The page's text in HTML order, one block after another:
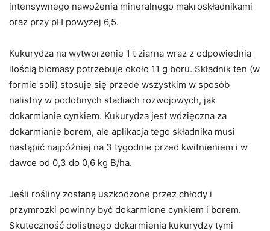
intensywnego nawożenia mineralnego makroskładnikami
oraz przy pH powyżej 6,5.
Kukurydza na wytworzenie 1 t ziarna wraz z odpowiednią
ilością biomasy potrzebuje około 11 g boru. Składnik ten (w
formie soli) stosuje się przede wszystkim w sposób
nalistny w podobnych stadiach rozwojowych, jak
dokarmianie cynkiem. Kukurydza jest wdzięczna za
dokarmianie borem, ale aplikacja tego składnika musi
nastąpić najpóźniej na 3 tygodnie przed kwitnieniem i w
dawce od 0,3 do 0,6 kg B/ha.
Jeśli rośliny zostaną uszkodzone przez chłody i
przymrozki powinny być dokarmione cynkiem i borem.
Skuteczność dolistnego dokarmienia kukurydzy tymi